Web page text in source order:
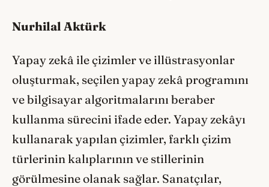
Nurhilal Aktürk
Yapay zekâ ile çizimler ve illüstrasyonlar
oluşturmak, seçilen yapay zekâ programını
ve bilgisayar algoritmalarını beraber
kullanma sürecini ifade eder. Yapay zekâyı
kullanarak yapılan çizimler, farklı çizim
türlerinin kalıplarının ve stillerinin
görülmesine olanak sağlar. Sanatçılar,